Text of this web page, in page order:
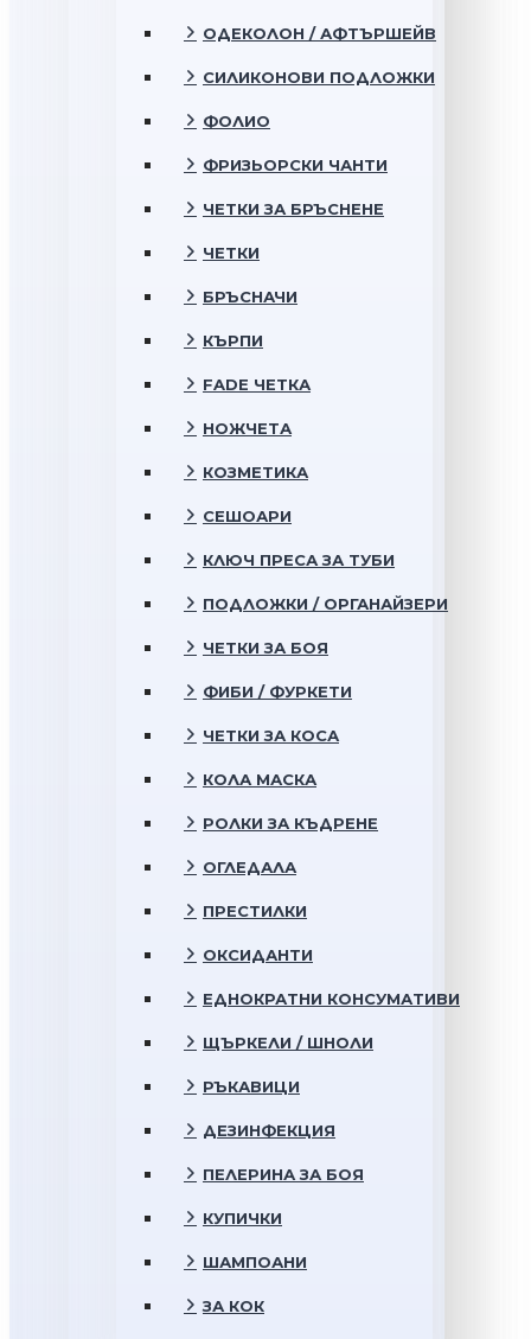
ОДЕКОЛОН / АФТЪРШЕЙВ
СИЛИКОНОВИ ПОДЛОЖКИ
ФОЛИО
ФРИЗЬОРСКИ ЧАНТИ
ЧЕТКИ ЗА БРЪСНЕНЕ
ЧЕТКИ
БРЪСНАЧИ
КЪРПИ
FADE ЧЕТКА
НОЖЧЕТА
КОЗМЕТИКА
СЕШОАРИ
КЛЮЧ ПРЕСА ЗА ТУБИ
ПОДЛОЖКИ / ОРГАНАЙЗЕРИ
ЧЕТКИ ЗА БОЯ
ФИБИ / ФУРКЕТИ
ЧЕТКИ ЗА КОСА
КОЛА МАСКА
РОЛКИ ЗА КЪДРЕНЕ
ОГЛЕДАЛА
ПРЕСТИЛКИ
ОКСИДАНТИ
ЕДНОКРАТНИ КОНСУМАТИВИ
ЩЪРКЕЛИ / ШНОЛИ
РЪКАВИЦИ
ДЕЗИНФЕКЦИЯ
ПЕЛЕРИНА ЗА БОЯ
КУПИЧКИ
ШАМПОАНИ
ЗА КОК